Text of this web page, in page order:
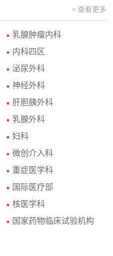
> 查看更多
● 乳腺肿瘤内科
● 内科四区
● 泌尿外科
● 神经外科
● 肝胆胰外科
● 乳腺外科
● 妇科
● 微创介入科
● 重症医学科
● 国际医疗部
● 核医学科
● 国家药物临床试验机构